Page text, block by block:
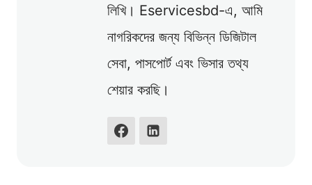
লিখি। Eservicesbd-এ, আমি
নাগরিকদের জন্য বিভিন্ন ডিজিটাল
সেবা, পাসপোর্ট এবং ভিসার তথ্য
শেয়ার করছি।